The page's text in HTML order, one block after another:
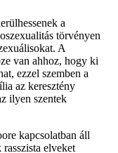
a
törvényen
A
van ahhoz, hogy ki
ezzel szemben a
az keresztény
ilyen szentek
kapcsolatban áll
elveket